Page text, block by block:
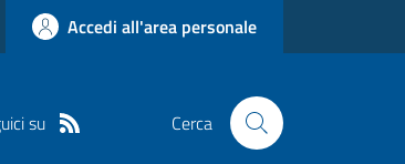
Accedi all'area personale
su Cerca